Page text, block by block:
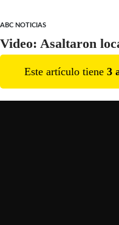
ABC NOTICIAS
Video: Asaltaron
Este artículo tiene 3